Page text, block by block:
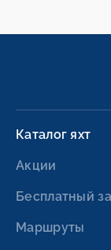
Каталог яхт
Акции
Бесплатный
Маршруты